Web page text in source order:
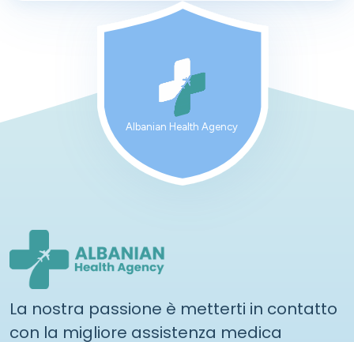
Albanian Health Agency
La nostra passione è metterti in contatto
con la migliore assistenza medica